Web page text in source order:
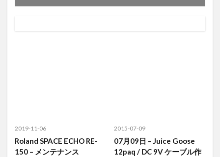
2019-11-06
Roland SPACE ECHO RE-
150 – メンテナンス
2015-07-09
07月09日 – Juice Goose
12paq / DC 9V ケーブル作